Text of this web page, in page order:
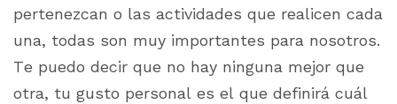
pertenezcan o las actividades que realicen cada
una, todas son muy importantes para nosotros.
Te puedo decir que no hay ninguna mejor que
otra, tu gusto personal es el que definirá cuál